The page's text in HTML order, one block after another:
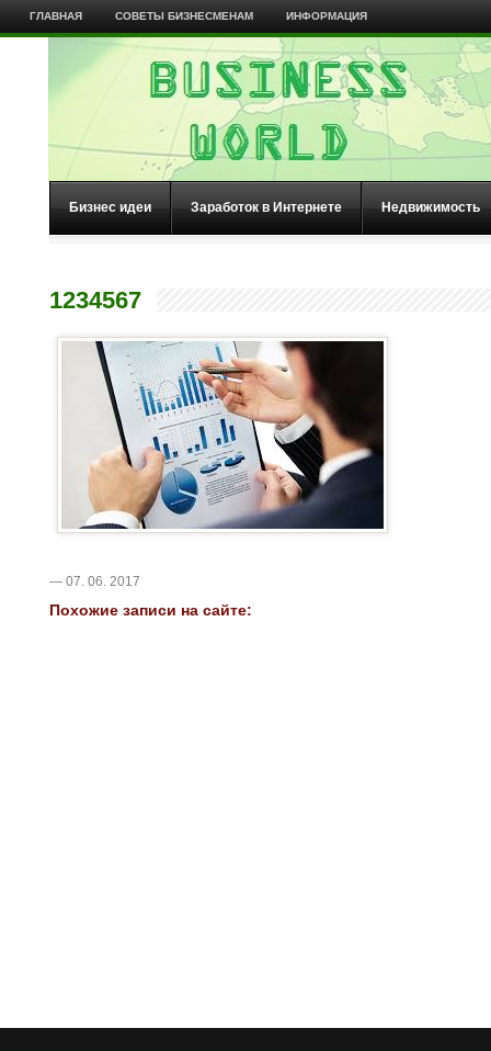
ГЛАВНАЯ СОВЕТЫ БИЗНЕСМЕНАМ ИНФОРМАЦИЯ
Бизнес идеи Заработок в Интернете Недвижимость
1234567
— 07. 06. 2017
Похожие записи на сайте: